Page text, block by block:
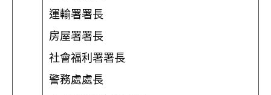
運輸署署長
房屋署署長
社會福利署署長
警務處處長